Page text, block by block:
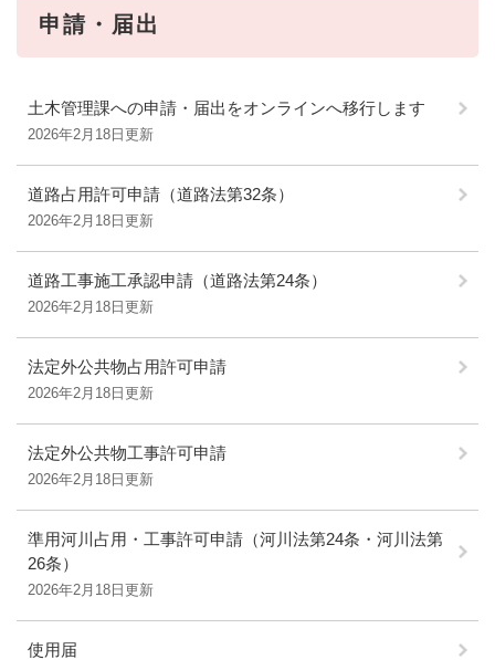
申請・届出
土木管理課への申請・届出をオンラインへ移行します
2026年2月18日更新
道路占用許可申請（道路法第32条）
2026年2月18日更新
道路工事施工承認申請（道路法第24条）
2026年2月18日更新
法定外公共物占用許可申請
2026年2月18日更新
法定外公共物工事許可申請
2026年2月18日更新
準用河川占用・工事許可申請（河川法第24条・河川法第
26条）
2026年2月18日更新
使用届